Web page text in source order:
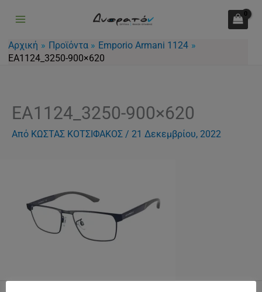
περιεχόμενο
Αρχική Προϊόντα
Emporio Armani 1124
EA1124_3250-900×620
EA1124_3250-900×620
Από ΚΩΣΤΑΣ ΚΟΤΣΙΦΑΚΟΣ / 21 Δεκεμβρίου, 2022